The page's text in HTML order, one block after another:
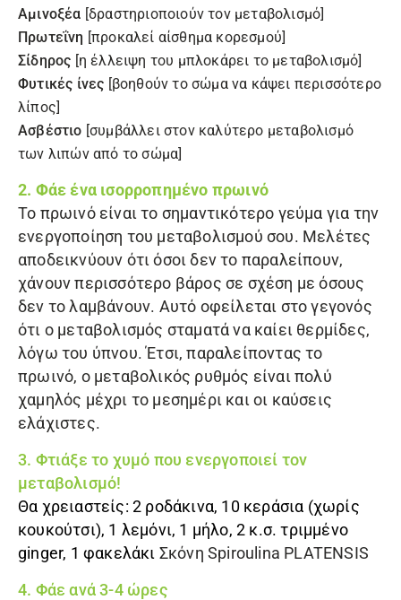
Αμινοξέα [δραστηριοποιούν τον μεταβολισμό]
Πρωτεΐνη [προκαλεί αίσθημα κορεσμού]
Σίδηρος [η έλλειψη του μπλοκάρει το μεταβολισμό]
Φυτικές ίνες [βοηθούν το σώμα να κάψει περισσότερο
λίπος]
Ασβέστιο [συμβάλλει στον καλύτερο μεταβολισμό
των λιπών από το σώμα]
2. Φάε ένα ισορροπημένο πρωινό
Το πρωινό είναι το σημαντικότερο γεύμα για την
ενεργοποίηση του μεταβολισμού σου. Μελέτες
αποδεικνύουν ότι όσοι δεν το παραλείπουν,
χάνουν περισσότερο βάρος σε σχέση με όσους
δεν το λαμβάνουν. Αυτό οφείλεται στο γεγονός
ότι ο μεταβολισμός σταματά να καίει θερμίδες,
λόγω του ύπνου. Έτσι, παραλείποντας το
πρωινό, ο μεταβολικός ρυθμός είναι πολύ
χαμηλός μέχρι το μεσημέρι και οι καύσεις
ελάχιστες.
3. Φτιάξε το χυμό που ενεργοποιεί τον
μεταβολισμό!
Θα χρειαστείς: 2 ροδάκινα, 10 κεράσια (χωρίς
κουκούτσι), 1 λεμόνι, 1 μήλο, 2 κ.σ. τριμμένο
ginger, 1 φακελάκι Σκόνη Spiroulina PLATENSIS
4. Φάε ανά 3-4 ώρες